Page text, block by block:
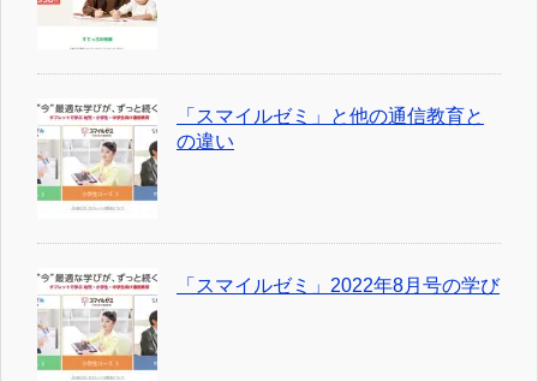
「スマイルゼミ」と他の通信教育と
の違い
「スマイルゼミ」2022年8月号の学び